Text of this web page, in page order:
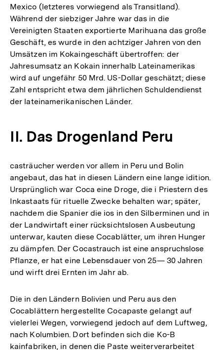
Mexico (letzteres vorwiegend als Transitland).
Während der siebziger Jahre war das in die
Vereinigten Staaten exportierte Marihuana das große
Geschäft, es wurde in den achtziger Jahren von den
Umsätzen im Kokaingeschäft übertroffen: der
Jahresumsatz an Kokain innerhalb Lateinamerikas
wird auf ungefähr 50 Mrd. US-Dollar geschätzt; diese
Zahl entspricht etwa dem jährlichen Schuldendienst
der lateinamerikanischen Länder.
II. Das Drogenland Peru
casträucher werden vor allem in Peru und Bolin
angebaut, das hat in diesen Ländern eine lange idition.
Ursprünglich war Coca eine Droge, die i Priestern des
Inkastaats für rituelle Zwecke behalten war; später,
nachdem die Spanier die ios in den Silberminen und in
der Landwirtaft einer rücksichtslosen Ausbeutung
unterwar, kauten diese Cocablätter, um ihren Hunger
zu dämpfen. Der Cocastrauch ist eine anspruchslose
Pflanze, er hat eine Lebensdauer von 25— 30 Jahren
und wirft drei Ernten im Jahr ab.
Die in den Ländern Bolivien und Peru aus den
Cocablättern hergestellte Cocapaste gelangt auf
vielerlei Wegen, vorwiegend jedoch auf dem Luftweg,
nach Kolumbien. Dort befinden sich die Ko-B
kainfabriken, in denen die Paste weiterverarbeitet